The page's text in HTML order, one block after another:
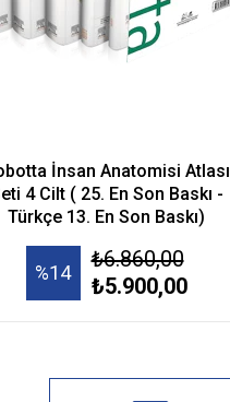
İnsan Anatomisi Atlası
4 Cilt ( 25. En Son Baskı -
Türkçe 13. En Son Baskı)
%14
₺6.860,00
₺5.900,00